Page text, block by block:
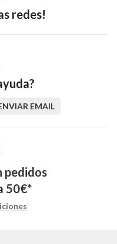
redes!
EMAIL
pedidos
50€*